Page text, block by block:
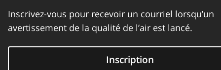
Inscrivez-vous pour recevoir un courriel lorsqu’un
avertissement de la qualité de l’air est lancé.
Inscription